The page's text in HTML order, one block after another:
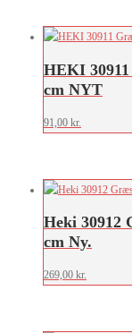
HEKI
cm NYT
91,00 kr.
Heki 30912
cm Ny.
269,00 kr.